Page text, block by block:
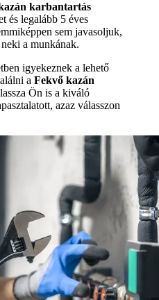
karbantartás
és legalább 5 éves
sem javasoljuk,
a munkának.
igyekeznek a lehető
a Fekvő kazán
Ön is a kiváló
azaz válasszon